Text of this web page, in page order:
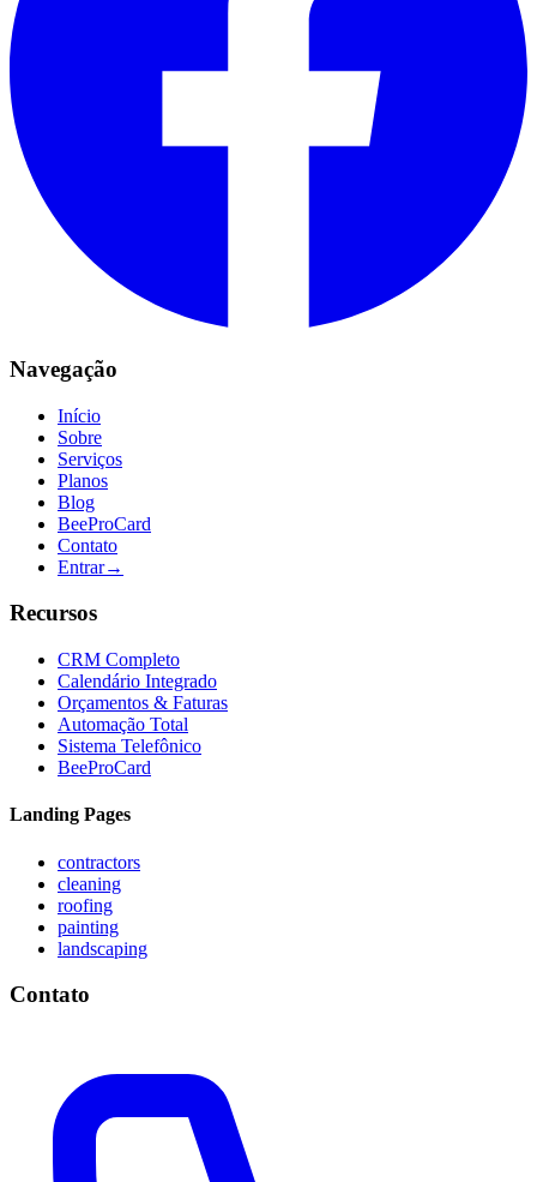
Navegação
Início
Sobre
Serviços
Planos
Blog
BeeProCard
Contato
Entrar→
Recursos
CRM Completo
Calendário Integrado
Orçamentos & Faturas
Automação Total
Sistema Telefônico
BeeProCard
Landing Pages
contractors
cleaning
roofing
painting
landscaping
Contato